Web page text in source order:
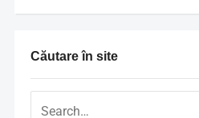
Căutare în site